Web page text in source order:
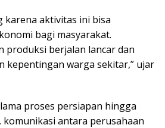
karena aktivitas ini bisa
bagi masyarakat.
produksi berjalan lancar dan
kepentingan warga sekitar,” ujar
proses persiapan hingga
antara perusahaan